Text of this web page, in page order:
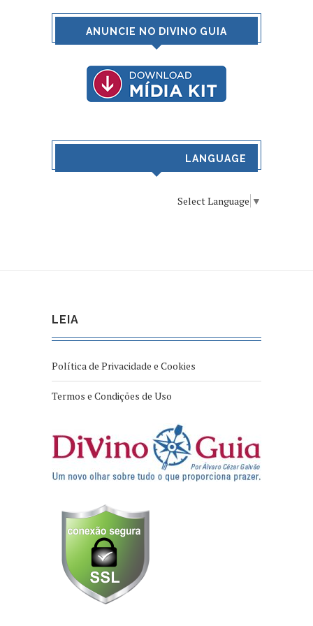
ANUNCIE NO DIVINO GUIA
LANGUAGE
Select Language ▼
LEIA
Política de Privacidade e Cookies
Termos e Condições de Uso